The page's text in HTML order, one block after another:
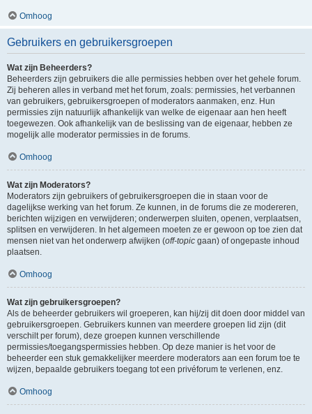
Omhoog
Gebruikers en gebruikersgroepen
Wat zijn Beheerders?
Beheerders zijn gebruikers die alle permissies hebben over het gehele forum.
Zij beheren alles in verband met het forum, zoals: permissies, het verbannen
van gebruikers, gebruikersgroepen of moderators aanmaken, enz. Hun
permissies zijn natuurlijk afhankelijk van welke de eigenaar aan hen heeft
toegewezen. Ook afhankelijk van de beslissing van de eigenaar, hebben ze
mogelijk alle moderator permissies in de forums.
Omhoog
Wat zijn Moderators?
Moderators zijn gebruikers of gebruikersgroepen die in staan voor de
dagelijkse werking van het forum. Ze kunnen, in de forums die ze modereren,
berichten wijzigen en verwijderen; onderwerpen sluiten, openen, verplaatsen,
splitsen en verwijderen. In het algemeen moeten ze er gewoon op toe zien dat
mensen niet van het onderwerp afwijken (off-topic gaan) of ongepaste inhoud
plaatsen.
Omhoog
Wat zijn gebruikersgroepen?
Als de beheerder gebruikers wil groeperen, kan hij/zij dit doen door middel van
gebruikersgroepen. Gebruikers kunnen van meerdere groepen lid zijn (dit
verschilt per forum), deze groepen kunnen verschillende
permissies/toegangspermissies hebben. Op deze manier is het voor de
beheerder een stuk gemakkelijker meerdere moderators aan een forum toe te
wijzen, bepaalde gebruikers toegang tot een privéforum te verlenen, enz.
Omhoog